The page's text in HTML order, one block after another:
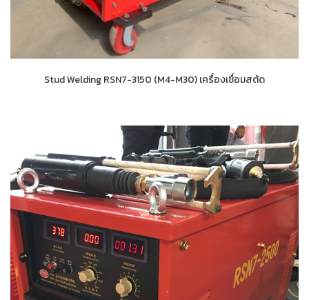
Stud Welding RSN7-3150 (M4-M30) เครื่องเชื่อมสตัด